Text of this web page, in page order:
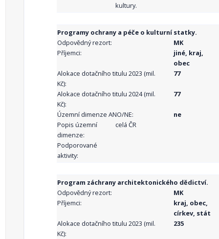
kultury.
Programy ochrany a péče o kulturní statky.
Odpovědný rezort:
MK
Příjemci:
jiné, kraj,
obec
Alokace dotačního titulu 2023 (mil.
Kč):
77
Alokace dotačního titulu 2024 (mil.
Kč):
77
Územní dimenze ANO/NE:
ne
Popis územní
dimenze:
celá ČR
Podporované
aktivity:
Program záchrany architektonického dědictví.
Odpovědný rezort:
MK
Příjemci:
kraj, obec,
církev, stát
Alokace dotačního titulu 2023 (mil.
Kč):
235